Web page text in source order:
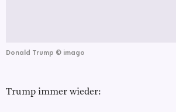
Donald Trump © imago
Trump immer wieder: